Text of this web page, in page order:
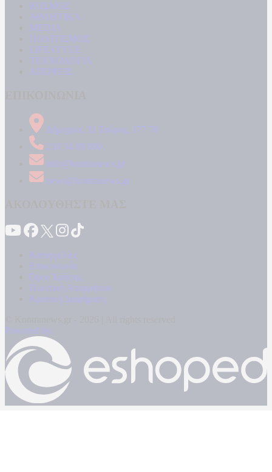
ΚΟΣΜΟΣ
ΑΘΛΗΤΙΚΑ
MEDIA
ΠΟΛΙΤΙΣΜΟΣ
LIFESTYLE
ΤΕΧΝΟΛΟΓΙΑ
ΑΠΟΨΕΙΣ
Δήμητρος 31 Ταύρος, 177 78
210 34 89 000
info@kontranews.gr
news@kontranews.gr
Καταγγελίες
Επικοινωνία
Όροι Χρήσης
Πολιτική Απορρήτου
Κρατική Διαφήμιση
Powered by: